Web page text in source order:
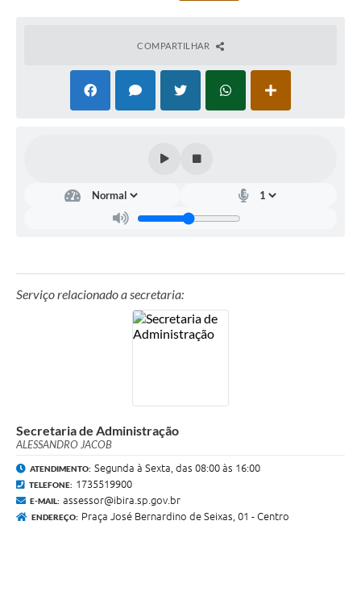
Endereço: Endereço: Avenida Félix Haffid José Gattaz,
715, Centro, Ibirá – SP, CEP: 15860-027.
Horário de atendimento: segunda a sexta das 8h 16h.
COMPARTILHAR
Serviço relacionado a secretaria:
Secretaria de Administração
ALESSANDRO JACOB
ATENDIMENTO: Segunda à Sexta, das 08:00 às 16:00
TELEFONE: 1735519900
E-MAIL: assessor@ibira.sp.gov.br
ENDEREÇO: Praça José Bernardino de Seixas, 01 - Centro